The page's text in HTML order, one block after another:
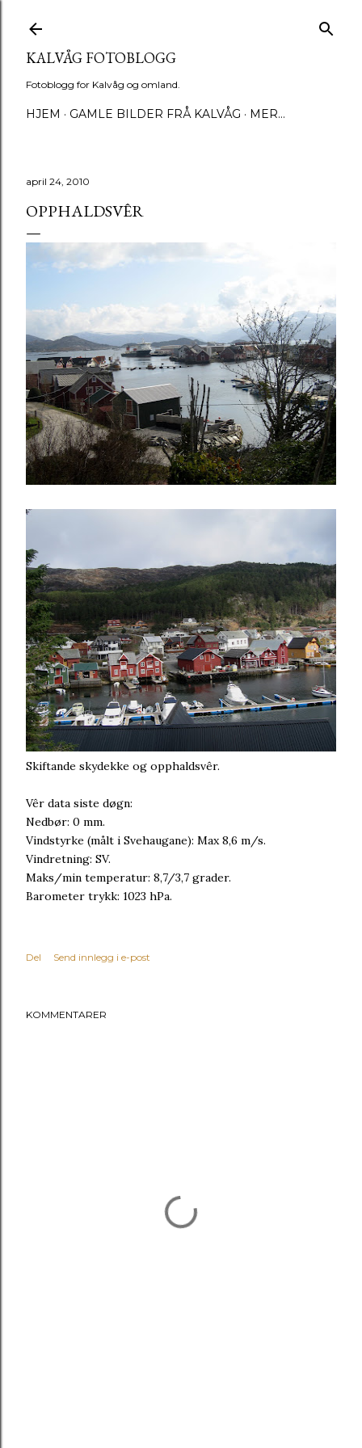
KALVÅG FOTOBLOGG
Fotoblogg for Kalvåg og omland.
HJEM GAMLE BILDER FRÅ KALVÅG MER…
april 24, 2010
OPPHALDSVÊR
Skiftande skydekke og opphaldsvêr.
Vêr data siste døgn:
Nedbør: 0 mm.
Vindstyrke (målt i Svehaugane): Max 8,6 m/s.
Vindretning: SV.
Maks/min temperatur: 8,7/3,7 grader.
Barometer trykk: 1023 hPa.
Del Send innlegg i e-post
KOMMENTARER